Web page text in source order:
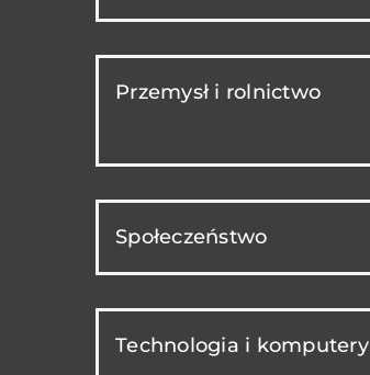
Przemysł i rolnictwo
Społeczeństwo
Technologia i komputery